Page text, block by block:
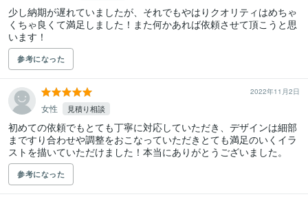
少し納期が遅れていましたが、それでもやはりクオリティはめちゃ
くちゃ良くて満足しました！また何かあれば依頼させて頂こうと思
います！
参考になった
2022年11月2日
女性 見積り相談
初めての依頼でもとても丁寧に対応していただき、デザインは細部
まですり合わせや調整をおこなっていただきとても満足のいくイラ
ストを描いていただけました！本当にありがとうございました。
参考になった